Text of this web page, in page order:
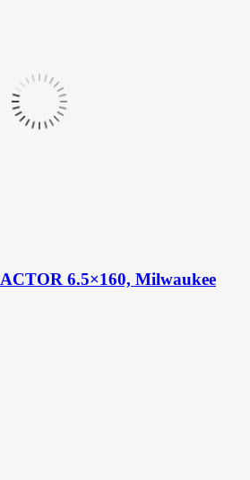
6.5×160, Milwaukee